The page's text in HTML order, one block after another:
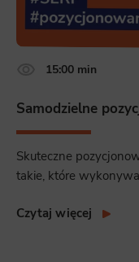
15:00 min
Samodzielne
Skuteczne
takie, które
Czytaj więcej